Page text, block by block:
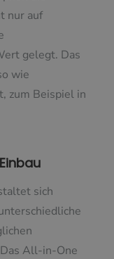
nur auf
gelegt. Das
wie
zum Beispiel in
sich
All-in-One